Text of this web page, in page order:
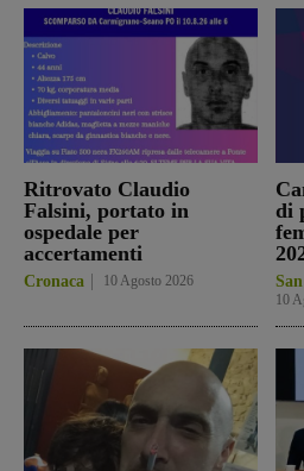
Ritrovato Claudio
Falsini, portato in
ospedale per
accertamenti
Cronaca 10 Agosto 2026
di
10